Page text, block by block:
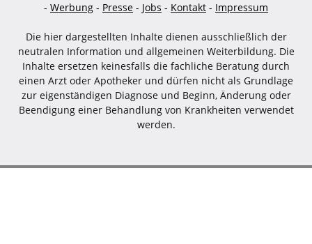
- Werbung - Presse - Jobs - Kontakt - Impressum
Die hier dargestellten Inhalte dienen ausschließlich der
neutralen Information und allgemeinen Weiterbildung. Die
Inhalte ersetzen keinesfalls die fachliche Beratung durch
einen Arzt oder Apotheker und dürfen nicht als Grundlage
zur eigenständigen Diagnose und Beginn, Änderung oder
Beendigung einer Behandlung von Krankheiten verwendet
werden.